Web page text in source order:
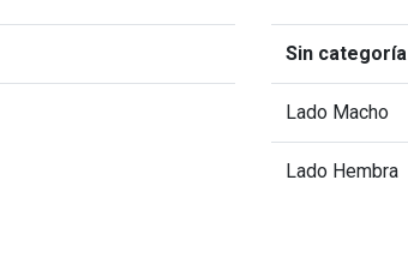
Sin categoría
Lado Macho
Lado Hembra